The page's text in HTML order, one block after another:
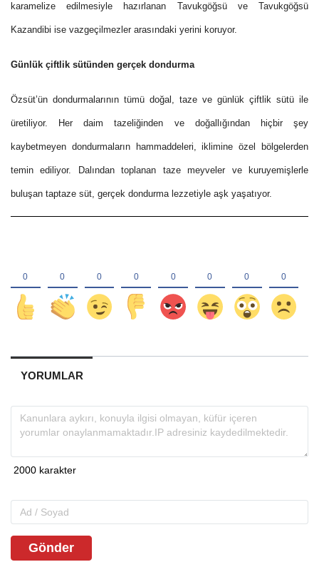
karamelize edilmesiyle hazırlanan Tavukgöğsü ve Tavukgöğsü
Kazandibi ise vazgeçilmezler arasındaki yerini koruyor.
Günlük çiftlik sütünden gerçek dondurma
Özsüt’ün dondurmalarının tümü doğal, taze ve günlük çiftlik sütü ile
üretiliyor. Her daim tazeliğinden ve doğallığından hiçbir şey
kaybetmeyen dondurmaların hammaddeleri, iklimine özel bölgelerden
temin ediliyor. Dalından toplanan taze meyveler ve kuruyemişlerle
buluşan taptaze süt, gerçek dondurma lezzetiyle aşk yaşatıyor.
YORUMLAR
Gönder